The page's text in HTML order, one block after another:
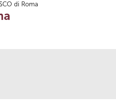
di Roma